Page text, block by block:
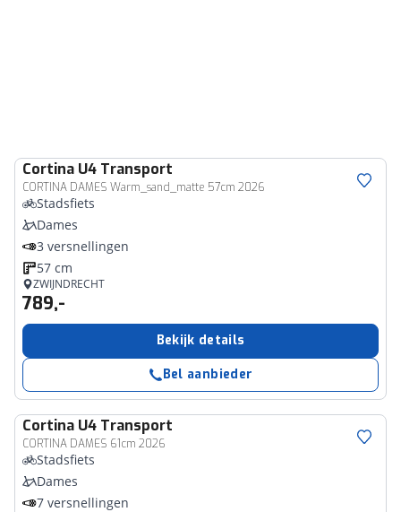
Cortina U4 Transport
CORTINA DAMES Warm_sand_matte 57cm 2026
Stadsfiets
Dames
3 versnellingen
57 cm
ZWIJNDRECHT
789,-
Bekijk details
Bel aanbieder
Cortina U4 Transport
CORTINA DAMES 61cm 2026
Stadsfiets
Dames
7 versnellingen